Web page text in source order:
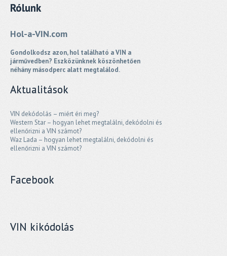
Rólunk
Hol-a-VIN.com
Gondolkodsz azon, hol található a VIN a
járművedben? Eszközünknek köszönhetően
néhány másodperc alatt megtalálod.
Aktualitások
VIN dekódolás – miért éri meg?
Western Star – hogyan lehet megtalálni, dekódolni és
ellenőrizni a VIN számot?
Waz Lada – hogyan lehet megtalálni, dekódolni és
ellenőrizni a VIN számot?
Facebook
VIN kikódolás